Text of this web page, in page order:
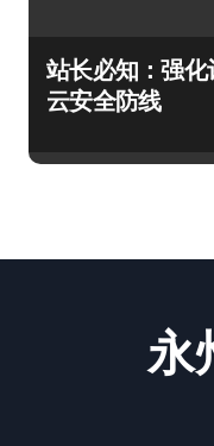
站长必知：强
云安全防线
永